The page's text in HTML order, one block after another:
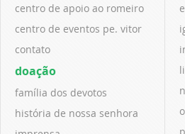
centro de apoio ao romeiro
centro de eventos pe. vitor
contato
doação
família dos devotos
história de nossa senhora